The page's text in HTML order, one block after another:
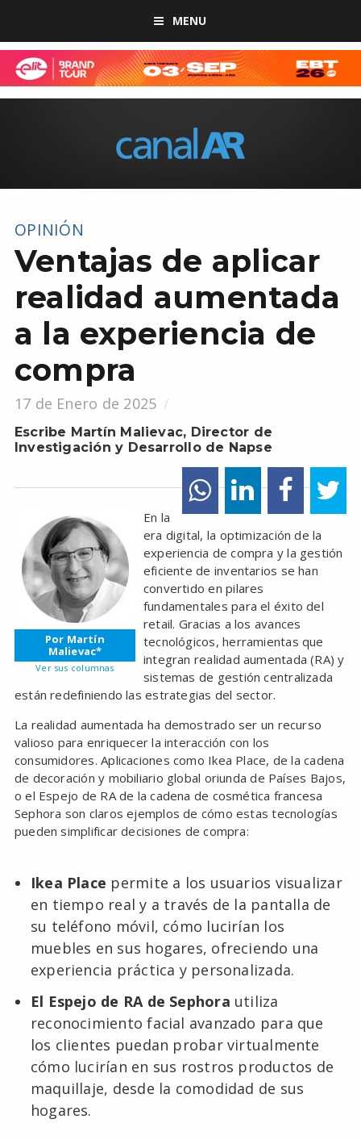
MENU
OPINIÓN
Ventajas de aplicar
realidad aumentada
a la experiencia de
compra
17 de Enero de 2025
Escribe Martín Malievac, Director de
Investigación y Desarrollo de Napse
Por Martín
Malievac*
Ver sus columnas
En la
era digital, la optimización de la
experiencia de compra y la gestión
eficiente de inventarios se han
convertido en pilares
fundamentales para el éxito del
retail. Gracias a los avances
tecnológicos, herramientas que
integran realidad aumentada (RA) y
sistemas de gestión centralizada
están redefiniendo las estrategias del sector.
La realidad aumentada ha demostrado ser un recurso
valioso para enriquecer la interacción con los
consumidores. Aplicaciones como Ikea Place, de la cadena
de decoración y mobiliario global oriunda de Países Bajos,
o el Espejo de RA de la cadena de cosmética francesa
Sephora son claros ejemplos de cómo estas tecnologías
pueden simplificar decisiones de compra:
Ikea Place permite a los usuarios visualizar
en tiempo real y a través de la pantalla de
su teléfono móvil, cómo lucirían los
muebles en sus hogares, ofreciendo una
experiencia práctica y personalizada.
El Espejo de RA de Sephora utiliza
reconocimiento facial avanzado para que
los clientes puedan probar virtualmente
cómo lucirían en sus rostros productos de
maquillaje, desde la comodidad de sus
hogares.